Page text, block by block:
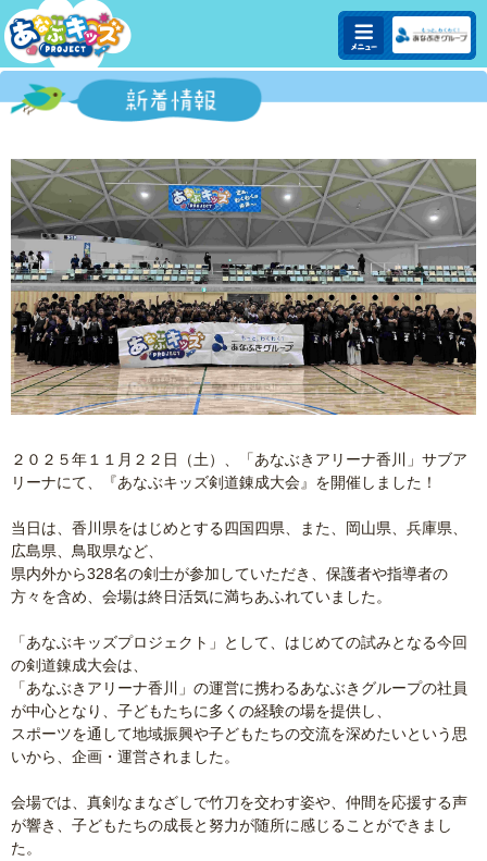
２０２５年１１月２２日（土）、「あなぶきアリーナ香川」サブア
リーナにて、『あなぶキッズ剣道錬成大会』を開催しました！
当日は、香川県をはじめとする四国四県、また、岡山県、兵庫県、
広島県、鳥取県など、
県内外から328名の剣士が参加していただき、保護者や指導者の
方々を含め、会場は終日活気に満ちあふれていました。
「あなぶキッズプロジェクト」として、はじめての試みとなる今回
の剣道錬成大会は、
「あなぶきアリーナ香川」の運営に携わるあなぶきグループの社員
が中心となり、子どもたちに多くの経験の場を提供し、
スポーツを通して地域振興や子どもたちの交流を深めたいという思
いから、企画・運営されました。
会場では、真剣なまなざしで竹刀を交わす姿や、仲間を応援する声
が響き、子どもたちの成長と努力が随所に感じることができまし
た。